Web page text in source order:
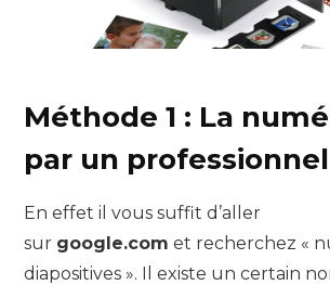
Méthode 1 : La
par un professionnel
En effet il vous suffit d’aller
sur google.com et recherchez «
diapositives ». Il existe un certain